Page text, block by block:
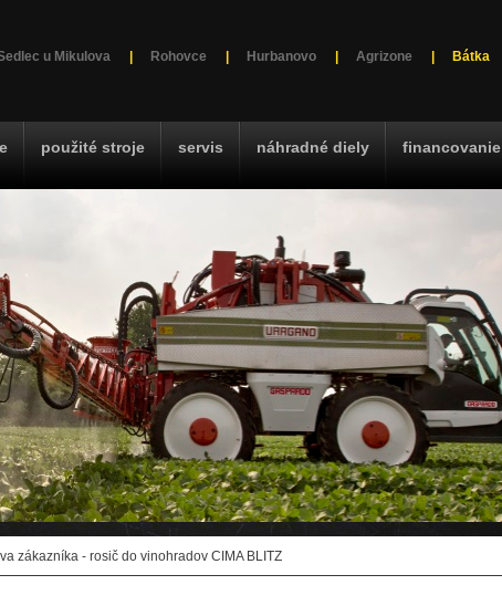
u Mikulova Rohovce Hurbanovo Agrizone Bátka
použité stroje servis náhradné diely financovanie
zákazníka - rosič do vinohradov CIMA BLITZ